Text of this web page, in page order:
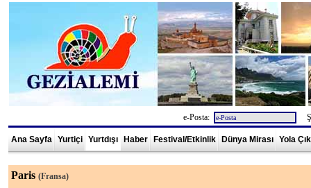
e-Posta:
Ana Sayfa Yurtiçi Yurtdışı Haber Festival/Etkinlik Dünya Mirası Yola
Paris (Fransa)